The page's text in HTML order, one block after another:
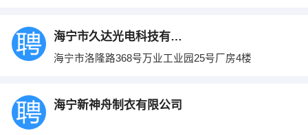
海宁市久达光电科技有限公司
海宁市洛隆路368号万业工业园25号厂房4楼
海宁新神舟制衣有限公司